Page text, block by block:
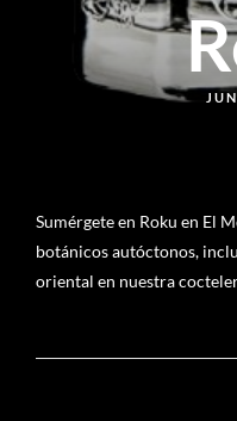
Sumérgete en Roku en El
botánicos autóctonos,
oriental en nuestra